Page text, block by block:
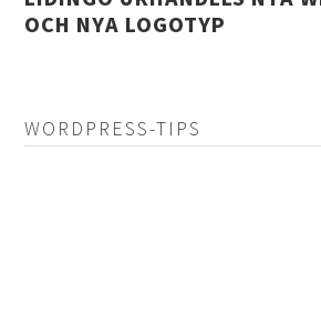
OCH NYA LOGOTYP
WORDPRESS-TIPS